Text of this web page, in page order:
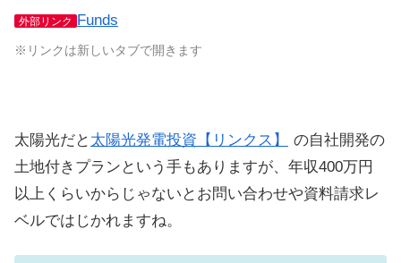
外部リンク Funds
※リンクは新しいタブで開きます
太陽光だと 太陽光発電投資【リンクス】
の自社開発の
土地付きプランという手もありますが、年収400万円
以上くらいからじゃないとお問い合わせや資料請求レ
ベルではじかれますね。